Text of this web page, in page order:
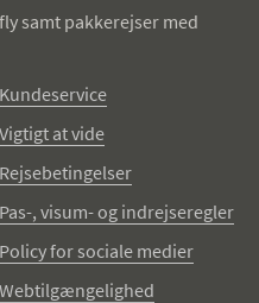
samt pakkerejser med
Kundeservice
Vigtigt at vide
Rejsebetingelser
Pas-, visum- og indrejseregler
Policy for sociale medier
Webtilgængelighed